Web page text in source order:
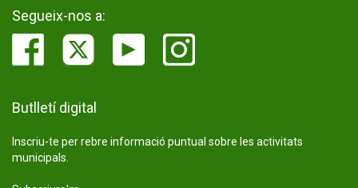
Segueix-nos a:
Butlletí digital
Inscriu-te per rebre informació puntual sobre les activitats
municipals.